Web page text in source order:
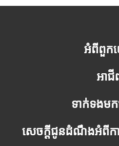
អំពីពួក
អាជី
ទាក់ទងមក
សេចក្តីជូនដំណឹងអំពីកា